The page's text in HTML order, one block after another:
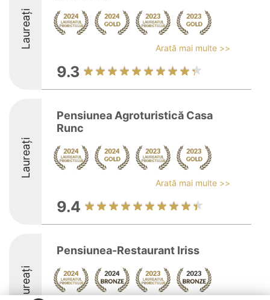
Laureați Arată mai multe >>
9.3
Laureați
Pensiunea Agroturistică Casa
Runc
Arată mai multe >>
9.4
Laureați
Pensiunea-Restaurant Iriss